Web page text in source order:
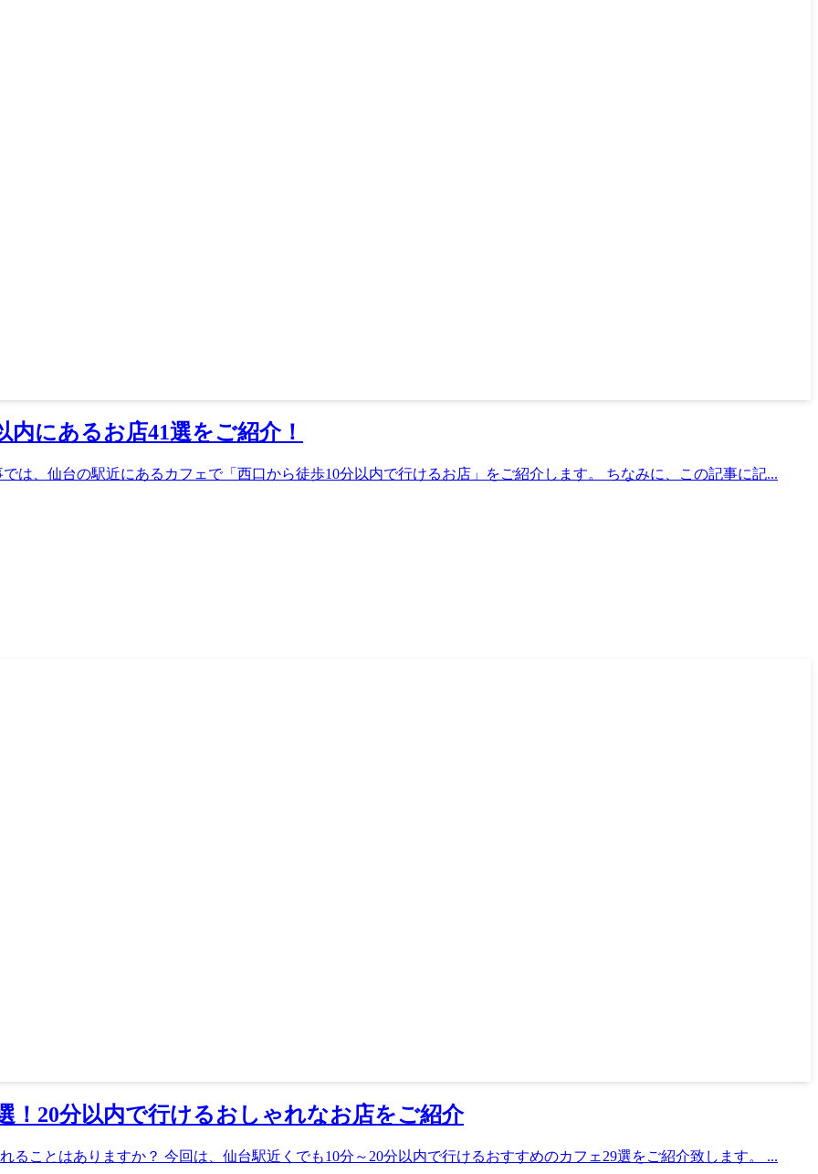
にあるお店41選をご紹介！
は、仙台の駅近にあるカフェで「西口から徒歩10分以内で行けるお店」をご紹介します。 ちなみに、この記事に記...
！20分以内で行けるおしゃれなお店をご紹介
ることはありますか？ 今回は、仙台駅近くでも10分～20分以内で行けるおすすめのカフェ29選をご紹介致します。 ...